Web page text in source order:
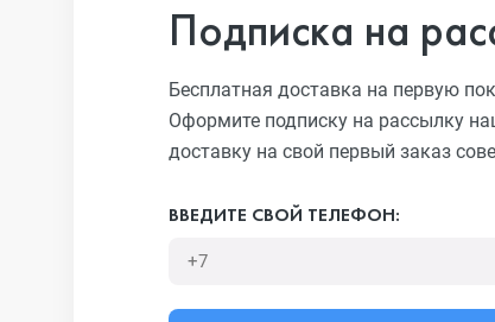
Подписка на
Бесплатная доставка на первую
Оформите подписку на рассылку
доставку на свой первый заказ
ВВЕДИТЕ СВОЙ ТЕЛЕФОН: